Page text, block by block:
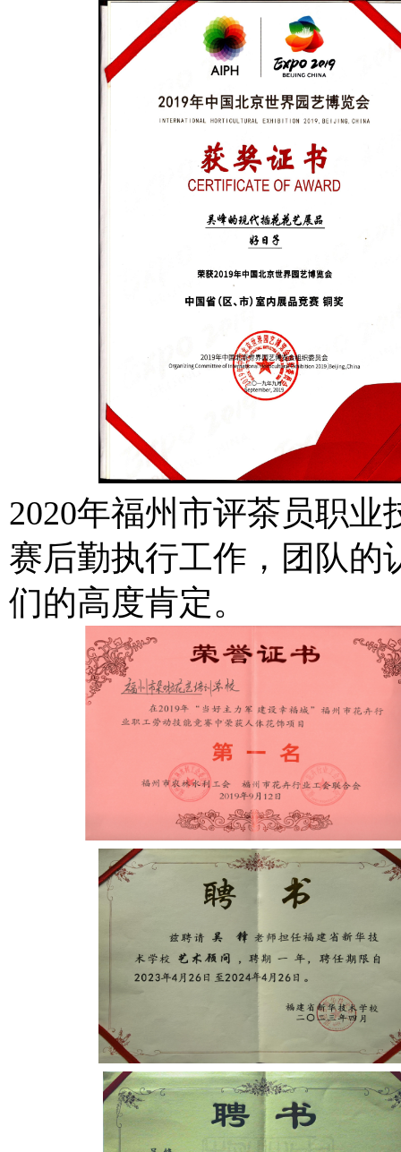
2020年福州市评茶员职
赛后勤执行工作，团队的
们的高度肯定。